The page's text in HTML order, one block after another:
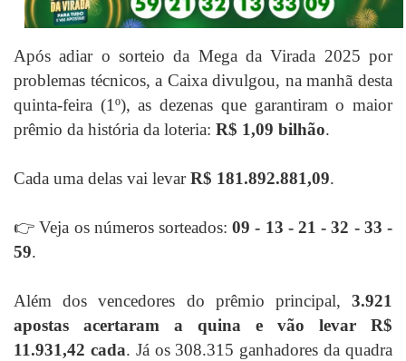
Após adiar o sorteio da Mega da Virada 2025 por
problemas técnicos, a Caixa divulgou, na manhã desta
quinta-feira (1º), as dezenas que garantiram o maior
prêmio da história da loteria: R$ 1,09 bilhão.
Cada uma delas vai levarR$ 181.892.881,09.
👉 Veja os números sorteados:09 - 13 - 21 - 32 - 33 -
59.
Além dos vencedores do prêmio principal, 3.921
apostas acertaram a quina e vão levar R$
11.931,42 cada. Já os 308.315 ganhadores da quadra